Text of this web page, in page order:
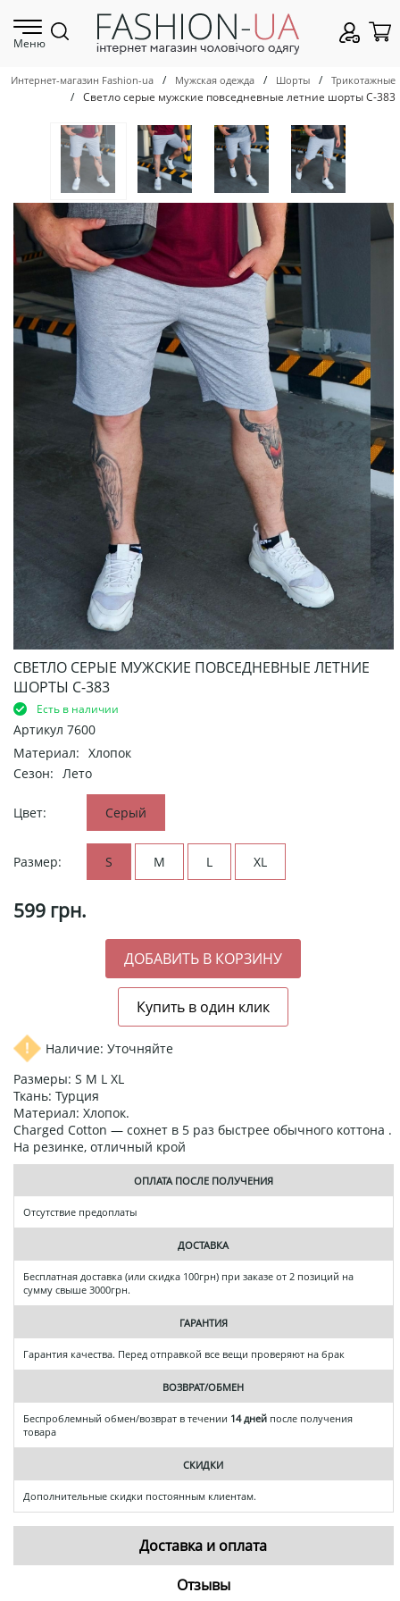
Меню
Интернет-магазин Fashion-ua / Мужская одежда / Шорты / Трикотажные
/ Светло серые мужские повседневные летние шорты С-383
СВЕТЛО СЕРЫЕ МУЖСКИЕ ПОВСЕДНЕВНЫЕ ЛЕТНИЕ
ШОРТЫ С-383
Есть в наличии
Артикул 7600
Материал: Хлопок
Сезон:
Лето
Цвет: Серый
Размер: S M L XL
599 грн.
Наличие: Уточняйте
Размеры: S M L XL
Ткань: Турция
Материал: Хлопок.
Charged Cotton — сохнет в 5 раз быстрее обычного коттона .
На резинке, отличный крой
ОПЛАТА ПОСЛЕ ПОЛУЧЕНИЯ
Отсутствие предоплаты
ДОСТАВКА
Бесплатная доставка (или скидка 100грн) при заказе от 2 позиций на
сумму свыше 3000грн.
ГАРАНТИЯ
Гарантия качества. Перед отправкой все вещи проверяют на брак
ВОЗВРАТ/ОБМЕН
Беспроблемный обмен/возврат в течении 14 дней после получения
товара
СКИДКИ
Дополнительные скидки постоянным клиентам.
Доставка и оплата
Отзывы